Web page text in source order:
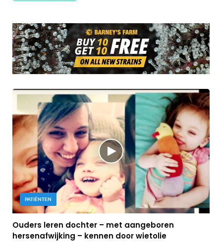
PATIËNTEN
Ouders leren dochter – met aangeboren
hersenafwijking – kennen door wietolie